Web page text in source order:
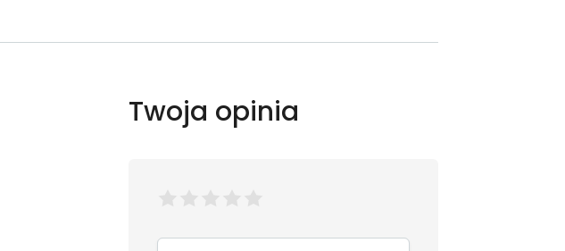
Twoja opinia